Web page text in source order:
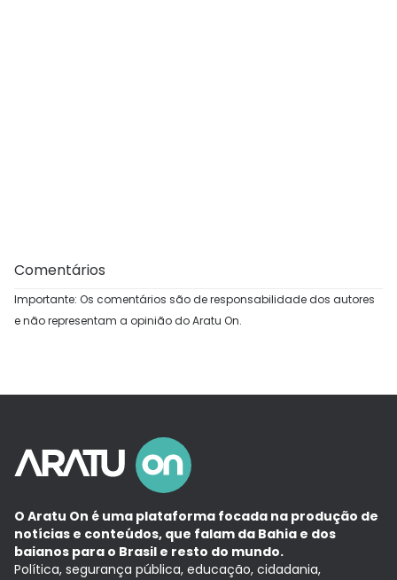
Comentários
Importante: Os comentários são de responsabilidade dos autores
e não representam a opinião do Aratu On.
O Aratu On é uma plataforma focada na produção de
notícias e conteúdos, que falam da Bahia e dos
baianos para o Brasil e resto do mundo.
Política, segurança pública, educação, cidadania,